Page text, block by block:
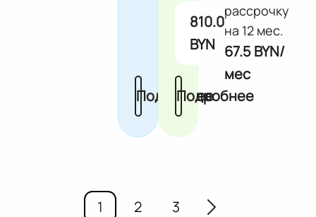
Подробнее
810.0
BYN
рассрочку
на 12 мес.
67.5 BYN/
мес
Подробнее
1 2 3